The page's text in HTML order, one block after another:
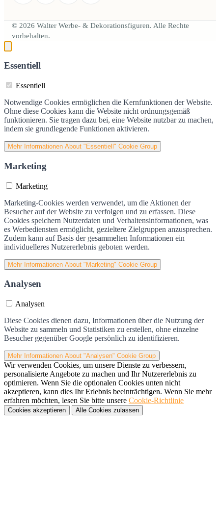
© 2026 Walter Werbe- & Dekorationsfiguren. Alle Rechte
vorbehalten.
Essentiell
Essentiell
Notwendige Cookies ermöglichen die Kernfunktionen der Website.
Ohne diese Cookies kann die Website nicht ordnungsgemäß
funktionieren. Sie tragen dazu bei, eine Website nutzbar zu machen,
indem sie grundlegende Funktionen aktivieren.
Mehr Informationen About "Essentiell" Cookie Group
Marketing
Marketing
Marketing-Cookies werden verwendet, um die Aktionen der
Besucher auf der Website zu verfolgen und zu erfassen. Diese
Cookies speichern Nutzerdaten und Verhaltensinformationen, was
es Werbediensten ermöglicht, gezieltere Zielgruppen anzusprechen.
Zudem kann auf Basis der gesammelten Informationen ein
individuelleres Nutzererlebnis geboten werden.
Mehr Informationen About "Marketing" Cookie Group
Analysen
Analysen
Diese Cookies dienen dazu, Informationen über die Nutzung der
Website zu sammeln und Statistiken zu erstellen, ohne einzelne
Besucher gegenüber Google persönlich zu identifizieren.
Mehr Informationen About "Analysen" Cookie Group
Wir verwenden Cookies, um unsere Dienste zu verbessern,
personalisierte Angebote zu machen und Ihr Nutzererlebnis zu
optimieren. Wenn Sie die optionalen Cookies unten nicht
akzeptieren, kann dies Ihr Erlebnis beeinträchtigen. Wenn Sie mehr
erfahren möchten, lesen Sie bitte unsere Cookie-Richtlinie
Cookies akzeptieren Alle Cookies zulassen